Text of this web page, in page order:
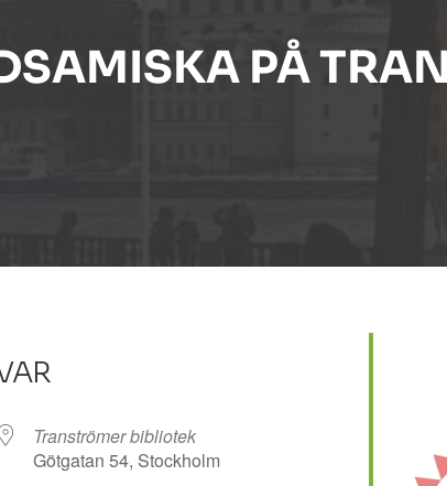
PÅ
Tranströmer bibliotek
Götgatan 54, Stockholm